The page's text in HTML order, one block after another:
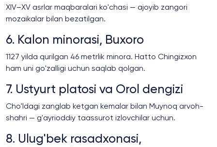
XIV–XV asrlar maqbaralari ko'chasi — ajoyib zangori
mozaikalar bilan bezatilgan.
6. Kalon minorasi, Buxoro
1127 yilda qurilgan 46 metrlik minora. Hatto Chingizxon
ham uni go'zalligi uchun saqlab qolgan.
7. Ustyurt platosi va Orol dengizi
Cho'ldagi zanglab ketgan kemalar bilan Muynoq arvoh-
shahri — g'ayrioddiy taassurot izlovchilar uchun.
8. Ulug'bek rasadxonasi,